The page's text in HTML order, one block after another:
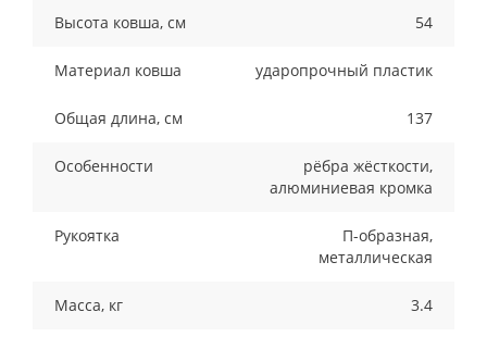
Высота ковша, см 54
Материал ковша ударопрочный пластик
Общая длина, см 137
Особенности
рёбра жёсткости,
алюминиевая кромка
Рукоятка
П-образная,
металлическая
Масса, кг 3.4